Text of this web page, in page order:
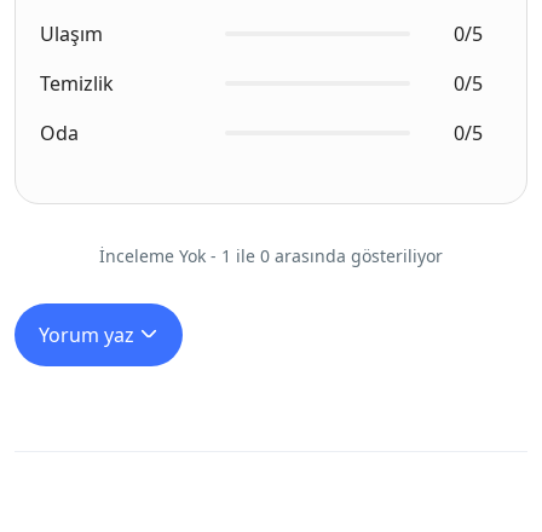
Ulaşım
0/5
Temizlik
0/5
Oda
0/5
İnceleme Yok - 1 ile 0 arasında gösteriliyor
Yorum yaz